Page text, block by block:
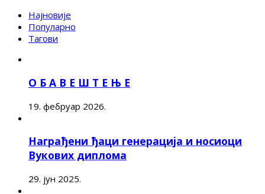
Најновије
Популарно
Тагови
О Б А В Е Ш Т Е Њ Е
19. фебруар 2026.
Награђени ђаци генерација и носиоци
Вукових диплома
29. јун 2025.